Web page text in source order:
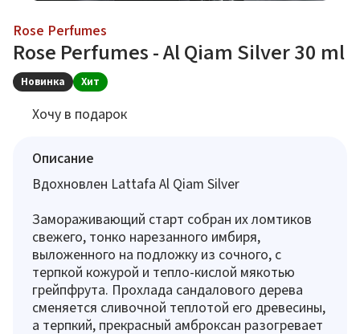
Rose Perfumes
Rose Perfumes - Al Qiam Silver 30 ml
Новинка Хит
Хочу в подарок
Описание
Вдохновлен Lattafa Al Qiam Silver
Замораживающий старт собран их ломтиков
свежего, тонко нарезанного имбиря,
выложенного на подложку из сочного, с
терпкой кожурой и тепло-кислой мякотью
грейпфрута. Прохлада сандалового дерева
сменяется сливочной теплотой его древесины,
а терпкий, прекрасный амброксан разогревает